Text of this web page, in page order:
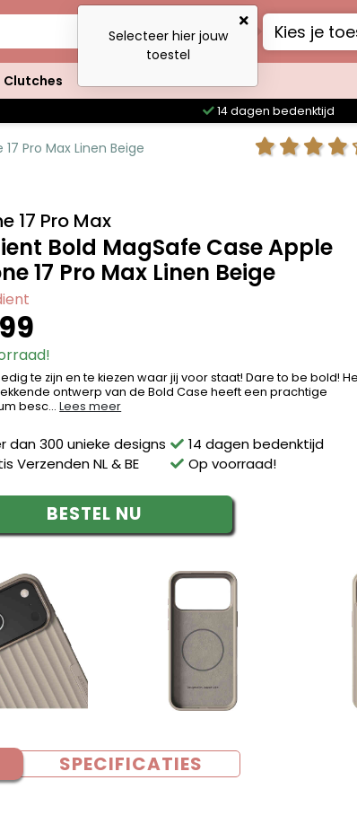
Kies je
Clutches
14 dagen bedenktijd
Pro Max Linen Beige
17 Pro Max
Bold MagSafe Case Apple
17 Pro Max Linen Beige
te zijn en te kiezen waar jij voor staat! Dare to be bold!
ontwerp van de Bold Case heeft een prachtige
besc...Lees meer
dan 300 unieke designs
Verzenden NL & BE
14 dagen bedenktijd
Op voorraad!
BESTEL NU
SPECIFICATIES
Selecteer hier jouw
toestel